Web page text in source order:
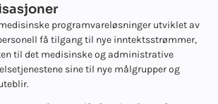
programvareløsninger utviklet av
få tilgang til nye inntektsstrømmer,
til det medisinske og administrative
sine til nye målgrupper og